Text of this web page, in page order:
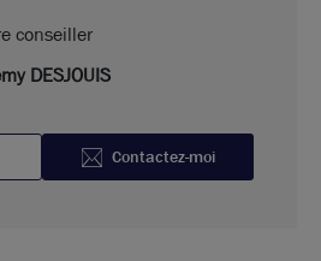
conseiller
DESJOUIS
Contactez-moi